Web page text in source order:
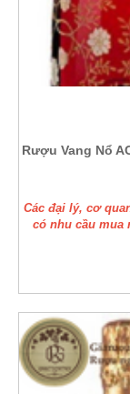
Rượu Vang Nổ
Các đại lý, cơ
có nhu cầu mua